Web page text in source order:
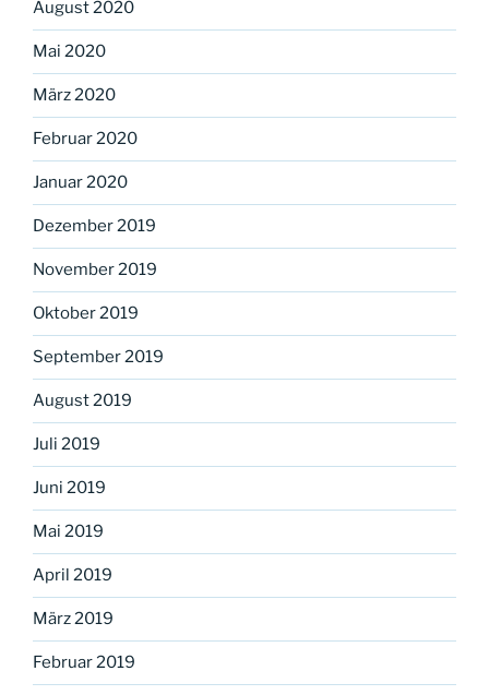
August 2020
Mai 2020
März 2020
Februar 2020
Januar 2020
Dezember 2019
November 2019
Oktober 2019
September 2019
August 2019
Juli 2019
Juni 2019
Mai 2019
April 2019
März 2019
Februar 2019